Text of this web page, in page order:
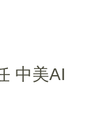
中美AI